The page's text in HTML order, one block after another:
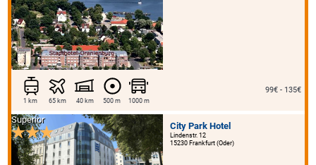
1 km 65 km 40 km 500 m 1000 m
99€ - 135€
City Park Hotel
Lindenstr. 12
15230 Frankfurt (Oder)
Superior